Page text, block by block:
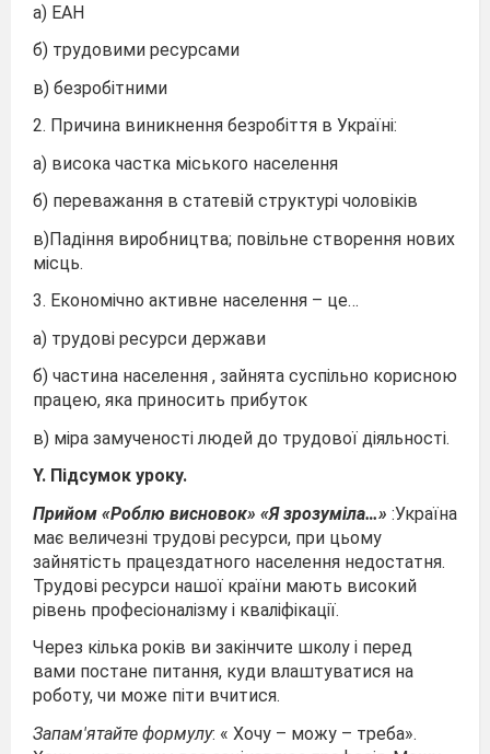
а) ЕАН
б) трудовими ресурсами
в) безробітними
2. Причина виникнення безробіття в Україні:
а) висока частка міського населення
б) переважання в статевій структурі чоловіків
в)Падіння виробництва; повільне створення нових
місць.
3. Економічно активне населення – це…
а) трудові ресурси держави
б) частина населення , зайнята суспільно корисною
працею, яка приносить прибуток
в) міра замученості людей до трудової діяльності.
Y. Підсумок уроку.
Прийом «Роблю висновок» «Я зрозуміла…» :Україна
має величезні трудові ресурси, при цьому
зайнятість працездатного населення недостатня.
Трудові ресурси нашої країни мають високий
рівень професіоналізму і кваліфікації.
Через кілька років ви закінчите школу і перед
вами постане питання, куди влаштуватися на
роботу, чи може піти вчитися.
Запам'ятайте формулу: « Хочу – можу – треба».